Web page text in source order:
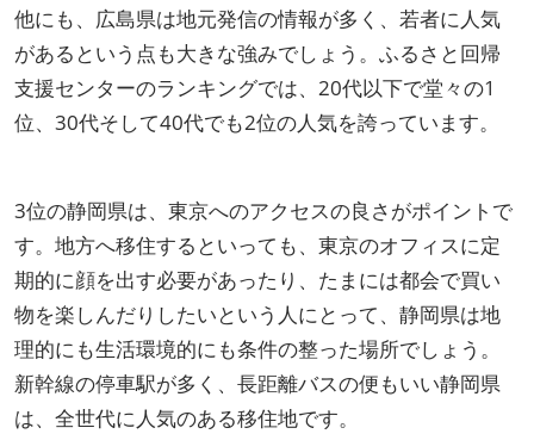
他にも、広島県は地元発信の情報が多く、若者に人気
があるという点も大きな強みでしょう。ふるさと回帰
支援センターのランキングでは、20代以下で堂々の1
位、30代そして40代でも2位の人気を誇っています。
3位の静岡県は、東京へのアクセスの良さがポイントで
す。地方へ移住するといっても、東京のオフィスに定
期的に顔を出す必要があったり、たまには都会で買い
物を楽しんだりしたいという人にとって、静岡県は地
理的にも生活環境的にも条件の整った場所でしょう。
新幹線の停車駅が多く、長距離バスの便もいい静岡県
は、全世代に人気のある移住地です。